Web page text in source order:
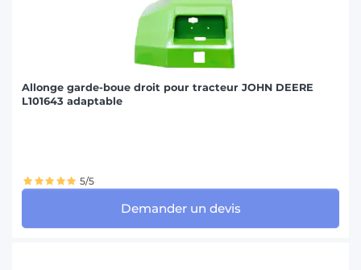
Allonge garde-boue droit pour tracteur JOHN DEERE
L101643 adaptable
5/5
Demander un devis